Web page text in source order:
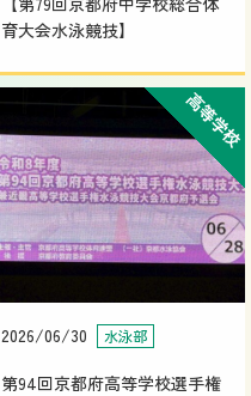
育大会水泳競技】
高等学校
2026/06/30 水泳部
第94回京都府高等学校選手権